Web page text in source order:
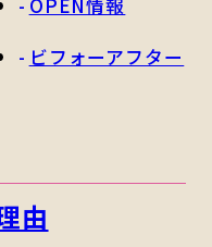
OPEN情報
ビフォーアフター
由